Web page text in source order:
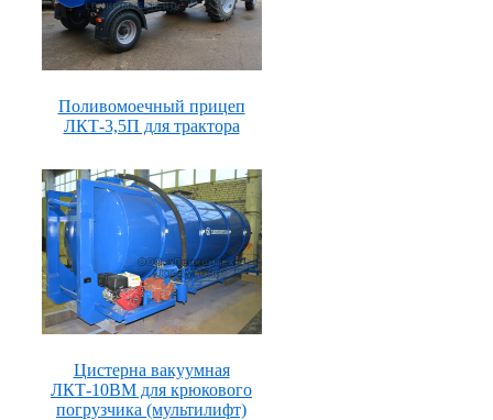
Поливомоечный прицеп
ЛКТ-3,5П для трактора
Цистерна вакуумная
ЛКТ-10ВМ для крюкового
погрузчика (мультилифт)